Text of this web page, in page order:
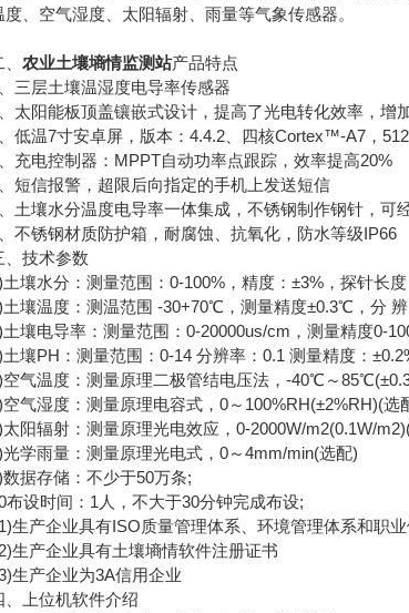
度、空气湿度、太阳辐射、雨量等气象传感器。
农业土壤墒情监测站产品特点
层土壤温湿度电导率传感器
阳能板顶盖镶嵌式设计，提高了光电转化效率，增
温7寸安卓屏，版本：4.4.2、四核Cortex™-A7，
电控制器：MPPT自动功率点跟踪，效率提高20%
信报警，超限后向指定的手机上发送短信
壤水分温度电导率一体集成，不锈钢制作钢针，可
锈钢材质防护箱，耐腐蚀、抗氧化，防水等级IP66
技术参数
水分：测量范围：0-100%，精度：±3%，探针长度
温度：测温范围 -30+70℃，测量精度±0.3℃，分
电导率：测量范围：0-20000us/cm，测量精度0-
PH：测量范围：0-14 分辨率：0.1 测量精度：
温度：测量原理二极管结电压法，-40℃～
湿度：测量原理电容式，0～100%RH(±2%RH)(选
辐射：测量原理光电效应，0-2000W/m2(0.1W/
雨量：测量原理光电式，0～4mm/min(选配)
存储：不少于50万条;
时间：1人，不大于30分钟完成布设;
产企业具有ISO质量管理体系、环境管理体系和职业
产企业具有土壤墒情软件注册证书
产企业为3A信用企业
位机软件介绍